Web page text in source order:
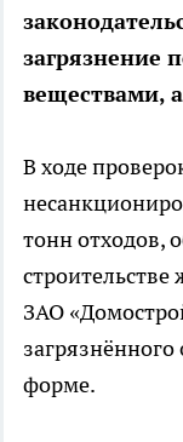
загрязнение
веществами,
В ходе
тонн отходов,
ЗАО
форме.